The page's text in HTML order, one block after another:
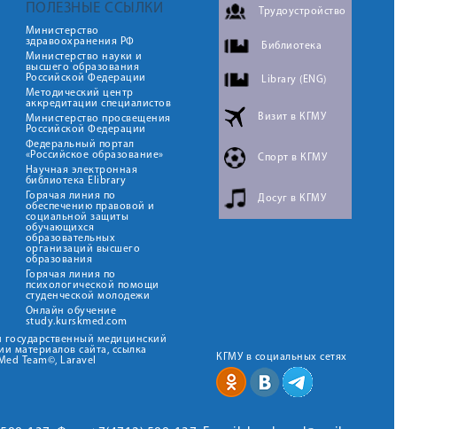
ПОЛЕЗНЫЕ ССЫЛКИ
Министерство
здравоохранения РФ
Министерство науки и
высшего образования
Российской Федерации
Методический центр
аккредитации специалистов
Министерство просвещения
Российской Федерации
Федеральный портал
«Российское образование»
Научная электронная
библиотека Elibrary
Горячая линия по
обеспечению правовой и
социальной защиты
обучающихся
образовательных
организаций высшего
образования
Горячая линия по
психологической помощи
студенческой молодежи
Онлайн обучение
study.kurskmed.com
Трудоустройство
Библиотека
Library (ENG)
Визит в КГМУ
Спорт в КГМУ
Досуг в КГМУ
медицинский
материалов сайта, ссылка
Team©, Laravel
КГМУ в социальных сетях